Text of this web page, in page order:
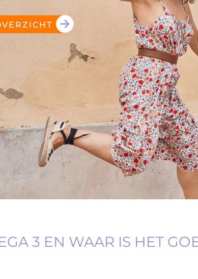
3 EN WAAR IS HET